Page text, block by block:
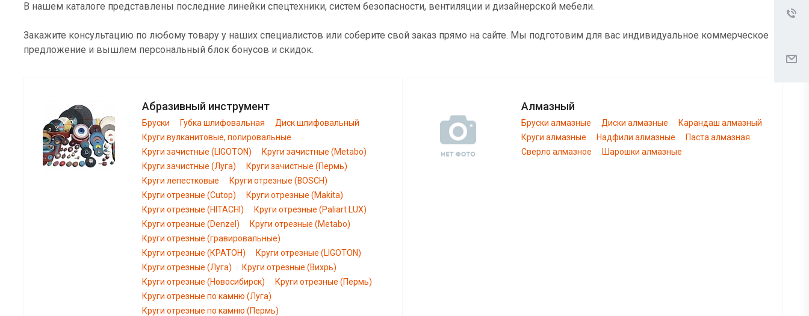
В нашем каталоге представлены последние линейки спецтехники, систем безопасности, вентиляции и дизайнерской мебели.
Закажите консультацию по любому товару у наших специалистов или соберите свой заказ прямо на сайте. Мы подготовим для вас индивидуальное коммерческое
предложение и вышлем персональный блок бонусов и скидок.
Абразивный инструмент
Бруски Губка шлифовальная
Диск шлифовальный
Круги вулканитовые, полировальные
Круги зачистные (LIGOTON)
Круги зачистные (Metabo)
Круги зачистные (Луга)
Круги зачистные (Пермь)
Круги лепестковые
Круги отрезные (BOSCH)
Круги отрезные (Cutop)
Круги отрезные (Makita)
Круги отрезные (HITACHI)
Круги отрезные (Paliart LUX)
Круги отрезные (Denzel)
Круги отрезные (Metabo)
Круги отрезные (гравировальные)
Круги отрезные (КРАТОН)
Круги отрезные (LIGOTON)
Круги отрезные (Луга)
Круги отрезные (Вихрь)
Круги отрезные (Новосибирск)
Круги отрезные (Пермь)
Круги отрезные по камню (Луга)
Круги отрезные по камню (Пермь)
Алмазный
Бруски алмазные Диски алмазные
Карандаш алмазный
Круги алмазные
Надфили алмазные
Паста алмазная
Сверло алмазное
Шарошки алмазные